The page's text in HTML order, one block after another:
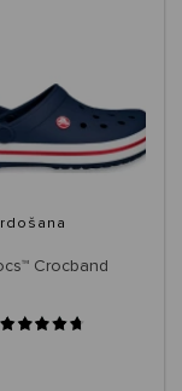
Crocband